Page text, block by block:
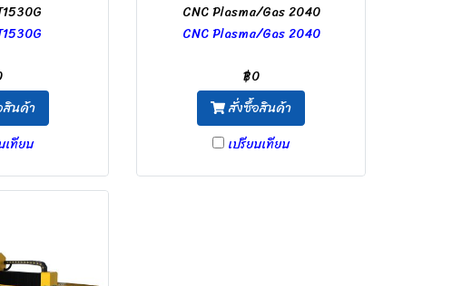
นค้า
เทียบ
CNC Plasma/Gas 2040
CNC Plasma/Gas 2040
฿0
สั่งซื้อสินค้า
เปรียบเทียบ